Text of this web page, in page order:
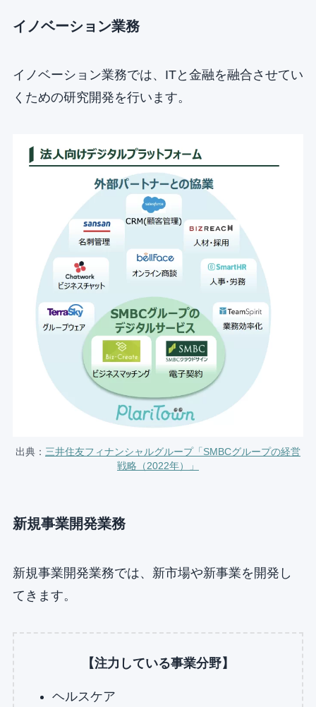
イノベーション業務
イノベーション業務では、ITと金融を融合させてい
くための研究開発を行います。
出典： 三井住友フィナンシャルグループ「SMBCグループの経営
戦略（2022年）」
新規事業開発業務
新規事業開発業務では、新市場や新事業を開発し
てきます。
【注力している事業分野】
ヘルスケア